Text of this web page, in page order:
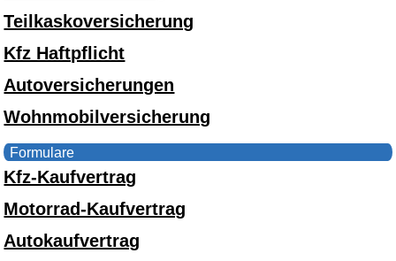
Teilkaskoversicherung
Kfz Haftpflicht
Autoversicherungen
Wohnmobilversicherung
Formulare
Kfz-Kaufvertrag
Motorrad-Kaufvertrag
Autokaufvertrag